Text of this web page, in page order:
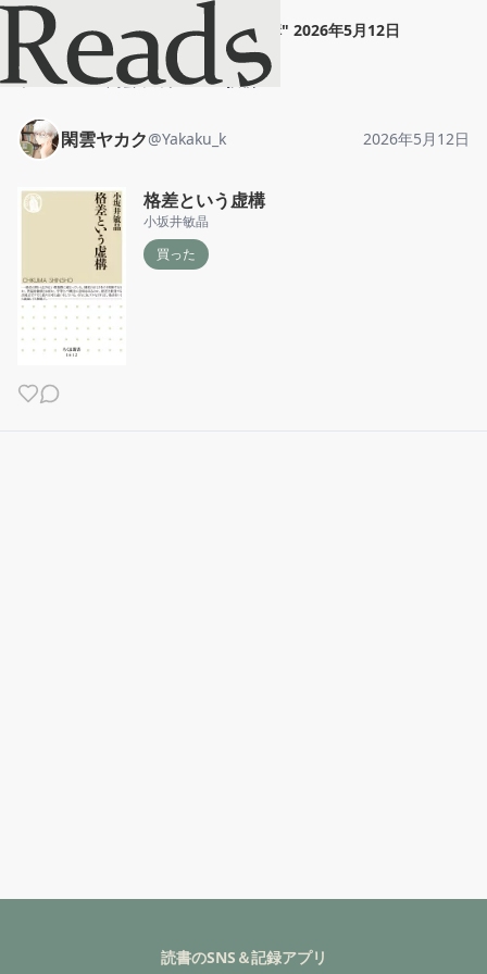
閑雲ヤカク 格差という虚構" 2026年5月12日
ホーム 閑雲ヤカク 投稿
閑雲ヤカク@Yakaku_k 2026年5月12日
格差という虚構
小坂井敏晶
買った
読書のSNS＆記録アプリ